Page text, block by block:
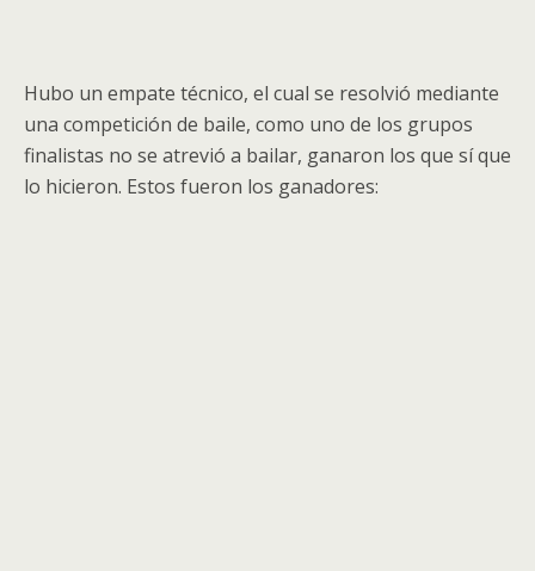
Hubo un empate técnico, el cual se resolvió mediante
una competición de baile, como uno de los grupos
finalistas no se atrevió a bailar, ganaron los que sí que
lo hicieron. Estos fueron los ganadores: